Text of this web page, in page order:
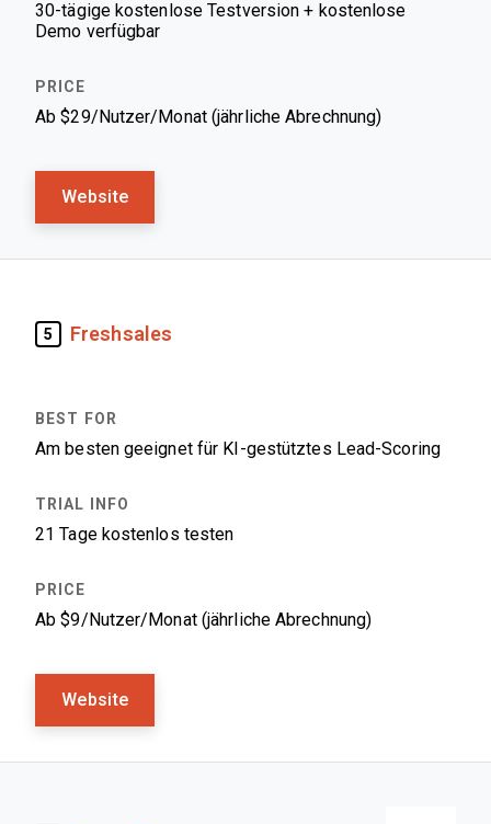
30-tägige kostenlose Testversion + kostenlose
Demo verfügbar
Ab $29/Nutzer/Monat (jährliche Abrechnung)
Website
5 Freshsales
Am besten geeignet für KI-gestütztes Lead-Scoring
21 Tage kostenlos testen
Ab $9/Nutzer/Monat (jährliche Abrechnung)
Website